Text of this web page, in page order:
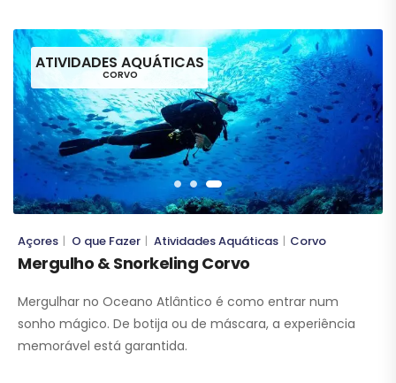
ATIVIDADES AQUÁTICAS
CORVO
Açores | O que Fazer | Atividades Aquáticas | Corvo
Mergulho & Snorkeling Corvo
Mergulhar no Oceano Atlântico é como entrar num
sonho mágico. De botija ou de máscara, a experiência
memorável está garantida.